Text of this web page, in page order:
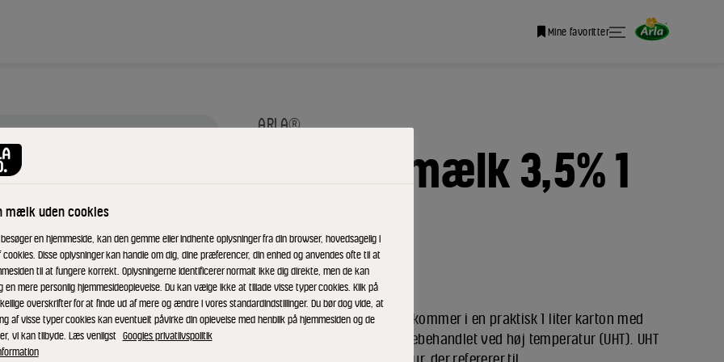
Mine favoritter
ARLA®
UHT sødmælk 3,5% 1
L
ID: 88508 10x1 l
Arla® Sødmælk 3,5%, UHT kommer i en praktisk 1 liter karton med
skruelåg. Mælken er varmebehandlet ved høj temperatur (UHT). UHT
mælk uden cookies
en hjemmeside, kan den gemme eller indhente oplysninger fra din browser, hovedsagelig i
cookies. Disse oplysninger kan handle om dig, dine præferencer, din enhed og anvendes ofte til at
til at fungere korrekt. Oplysningerne identificerer normalt ikke dig direkte, men de kan
en mere personlig hjemmesideoplevelse. Du kan vælge ikke at tillade visse typer cookies. Klik på
overskrifter for at finde ud af mere og ændre i vores standardindstillinger. Du bør dog vide, at
af visse typer cookies kan eventuelt påvirke din oplevelse med henblik på hjemmesiden og de
vi kan tilbyde. Læs venligst Googles privatlivspolitik